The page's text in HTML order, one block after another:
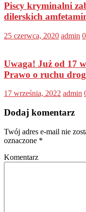
Piscy kryminalni
dilerskich
25 czerwca, 2020 admin 0
Uwaga! Już od 17
Prawo o ruchu
17 września, 2022 admin
Dodaj komentarz
Twój adres e-mail nie
oznaczone *
Komentarz